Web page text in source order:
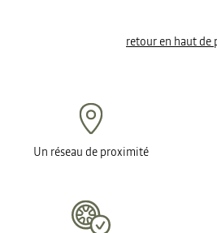
retour en haut de
Un réseau de proximité